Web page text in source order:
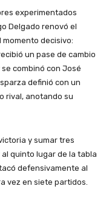
experimentados
Delgado renovó el
momento decisivo:
un pase de cambio
combinó con José
definió con un
rival, anotando su
y sumar tres
quinto lugar de la tabla
defensivamente al
vez en siete partidos.